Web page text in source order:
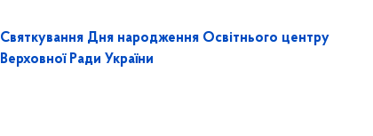
Святкування Дня народження Освітнього центру
Верховної Ради України